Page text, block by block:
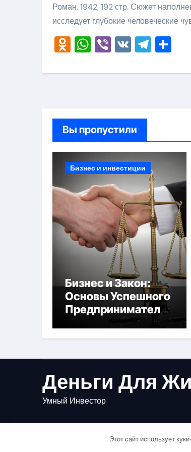
Роман, 1942, 192 стр. Сюжет
исследует глубокие человеческие
Odnoklassniki
WhatsApp
Viber
VK
Вы пропустили
Бизнес и инвестиции
Бизнес и Закон:
Основы Успешного
Предпринимательс
Деньги Для
Умный Инвестор
Этот сайт использует